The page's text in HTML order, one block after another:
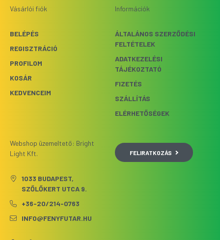
Vásárlói fiók
BELÉPÉS
REGISZTRÁCIÓ
PROFILOM
KOSÁR
KEDVENCEIM
Információk
ÁLTALÁNOS SZERZŐDÉSI
FELTÉTELEK
ADATKEZELÉSI
TÁJÉKOZTATÓ
FIZETÉS
SZÁLLÍTÁS
ELÉRHETŐSÉGEK
Webshop üzemeltető: Bright
Light Kft.
1033 BUDAPEST,
SZŐLŐKERT UTCA 9.
+36-20/214-0763
INFO@FENYFUTAR.HU
FELIRATKOZÁS